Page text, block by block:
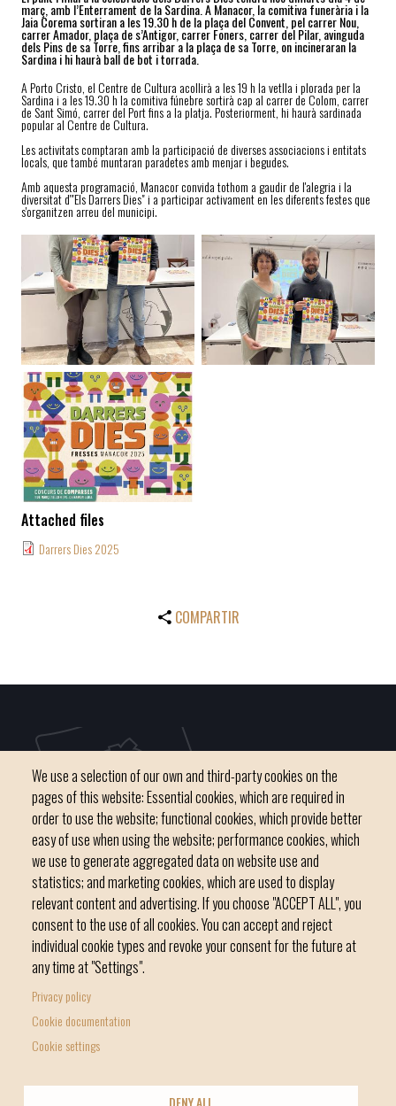
març, amb l’Enterrament de la Sardina. A Manacor, la comitiva funerària i la
Jaia Corema sortiran a les 19.30 h de la plaça del Convent, pel carrer Nou,
carrer Amador, plaça de s’Antigor, carrer Foners, carrer del Pilar, avinguda
dels Pins de sa Torre, fins arribar a la plaça de sa Torre, on incineraran la
Sardina i hi haurà ball de bot i torrada.
A Porto Cristo, el Centre de Cultura acollirà a les 19 h la vetlla i plorada per la
Sardina i a les 19.30 h la comitiva fúnebre sortirà cap al carrer de Colom, carrer
de Sant Simó, carrer del Port fins a la platja. Posteriorment, hi haurà sardinada
popular al Centre de Cultura.
Les activitats comptaran amb la participació de diverses associacions i entitats
locals, que també muntaran paradetes amb menjar i begudes.
Amb aquesta programació, Manacor convida tothom a gaudir de l'alegria i la
diversitat d'"Els Darrers Dies" i a participar activament en les diferents festes que
s'organitzen arreu del municipi.
Attached files
Darrers Dies 2025
COMPARTIR
Footer
menu
1
Home
C / del Convent, s/n 07500 Manacor
Phone 971 84 91 00 - CIF: P0703300D
We use a selection of our own and third-party cookies on the
pages of this website: Essential cookies, which are required in
order to use the website; functional cookies, which provide better
easy of use when using the website; performance cookies, which
we use to generate aggregated data on website use and
statistics; and marketing cookies, which are used to display
relevant content and advertising. If you choose "ACCEPT ALL", you
consent to the use of all cookies. You can accept and reject
individual cookie types and revoke your consent for the future at
any time at "Settings".
Privacy policy
Cookie documentation
Cookie settings
DENY ALL